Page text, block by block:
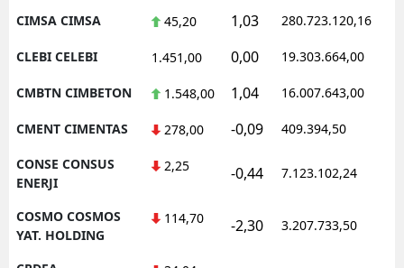
CIMSA CIMSA 45,20 1,03 280.723.120,16
CLEBI CELEBI 1.451,00 0,00 19.303.664,00
CMBTN CIMBETON 1.548,00 1,04 16.007.643,00
CMENT CIMENTAS 278,00 -0,09 409.394,50
CONSE CONSUS
ENERJI
2,25 -0,44 7.123.102,24
COSMO COSMOS
YAT. HOLDING
114,70 -2,30 3.207.733,50